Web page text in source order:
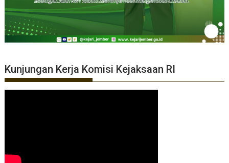
Kunjungan Kerja Komisi Kejaksaan RI